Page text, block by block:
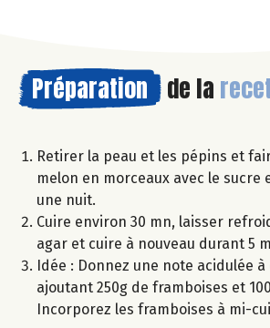
Préparation de la
Retirer la peau et les pépins et
melon en morceaux avec le sucre
une nuit.
Cuire environ 30 mn, laisser
agar et cuire à nouveau durant 5
Idée : Donnez une note acidulée
ajoutant 250g de framboises et
Incorporez les framboises à mi-